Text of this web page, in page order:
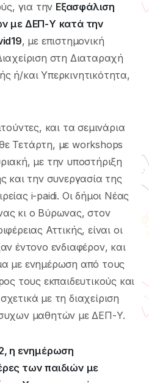
για την Εξασφάλιση
με ΔΕΠ-Υ κατά την
, με επιστημονική
στη Διαταραχή
ή/και Υπερκινητικότητα,
και τα σεμινάρια
Τετάρτη, με workshops
με την υποστήριξη
και την συνεργασία της
i-paidi. Οι δήμοι Νέας
κι ο Βύρωνας, στον
Αττικής, είναι οι
έντονο ενδιαφέρον, και
με ενημέρωση από τους
τους εκπαιδευτικούς και
με τη διαχείριση
μαθητών με ΔΕΠ-Υ.
η ενημέρωση
των παιδιών με